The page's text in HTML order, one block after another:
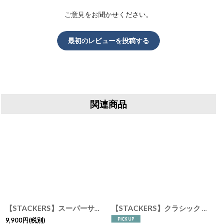
ご意見をお聞かせください。
最初のレビューを投稿する
関連商品
[73788 ]
【STACKERS】スクープ ジュエリー スタンド Scoop Jewellery Stand ペブルグレー Pebble Grey スタッカーズ 【STACKERS】ドレッシング テーブル ミラー ＆ ジュエリースタンド Dressing Table Mirror & Jewellery Stand トープ グレージュ Taupe スタッカーズ